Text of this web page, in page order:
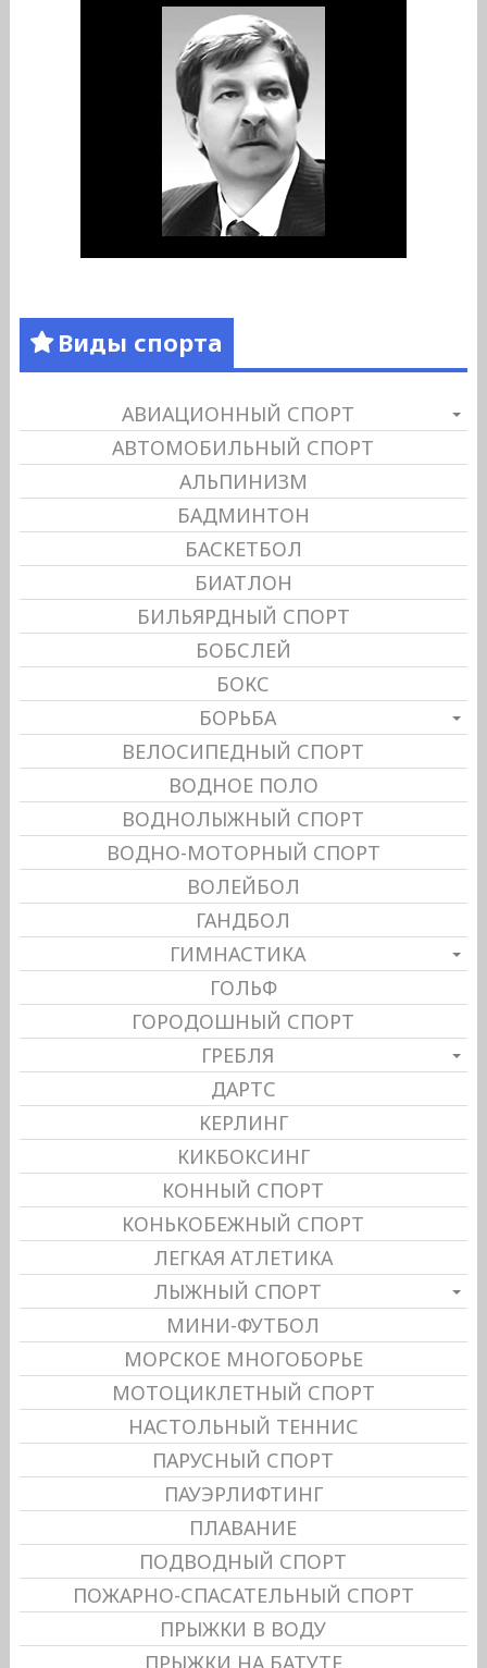
Виды спорта
АВИАЦИОННЫЙ СПОРТ
АВТОМОБИЛЬНЫЙ СПОРТ
АЛЬПИНИЗМ
БАДМИНТОН
БАСКЕТБОЛ
БИАТЛОН
БИЛЬЯРДНЫЙ СПОРТ
БОБСЛЕЙ
БОКС
БОРЬБА
ВЕЛОСИПЕДНЫЙ СПОРТ
ВОДНОЕ ПОЛО
ВОДНОЛЫЖНЫЙ СПОРТ
ВОДНО-МОТОРНЫЙ СПОРТ
ВОЛЕЙБОЛ
ГАНДБОЛ
ГИМНАСТИКА
ГОЛЬФ
ГОРОДОШНЫЙ СПОРТ
ГРЕБЛЯ
ДАРТС
КЕРЛИНГ
КИКБОКСИНГ
КОННЫЙ СПОРТ
КОНЬКОБЕЖНЫЙ СПОРТ
ЛЕГКАЯ АТЛЕТИКА
ЛЫЖНЫЙ СПОРТ
МИНИ-ФУТБОЛ
МОРСКОЕ МНОГОБОРЬЕ
МОТОЦИКЛЕТНЫЙ СПОРТ
НАСТОЛЬНЫЙ ТЕННИС
ПАРУСНЫЙ СПОРТ
ПАУЭРЛИФТИНГ
ПЛАВАНИЕ
ПОДВОДНЫЙ СПОРТ
ПОЖАРНО-СПАСАТЕЛЬНЫЙ СПОРТ
ПРЫЖКИ В ВОДУ